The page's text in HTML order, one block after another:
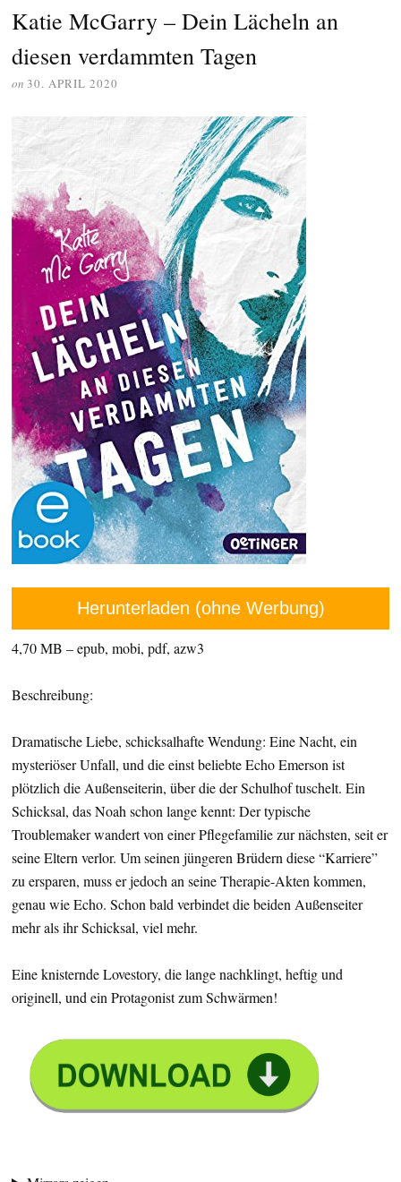
Katie McGarry – Dein Lächeln an
diesen verdammten Tagen
on 30. APRIL 2020
Herunterladen (ohne Werbung)
4,70 MB – epub, mobi, pdf, azw3
Beschreibung:
Dramatische Liebe, schicksalhafte Wendung: Eine Nacht, ein
mysteriöser Unfall, und die einst beliebte Echo Emerson ist
plötzlich die Außenseiterin, über die der Schulhof tuschelt. Ein
Schicksal, das Noah schon lange kennt: Der typische
Troublemaker wandert von einer Pflegefamilie zur nächsten, seit er
seine Eltern verlor. Um seinen jüngeren Brüdern diese “Karriere”
zu ersparen, muss er jedoch an seine Therapie-Akten kommen,
genau wie Echo. Schon bald verbindet die beiden Außenseiter
mehr als ihr Schicksal, viel mehr.
Eine knisternde Lovestory, die lange nachklingt, heftig und
originell, und ein Protagonist zum Schwärmen!